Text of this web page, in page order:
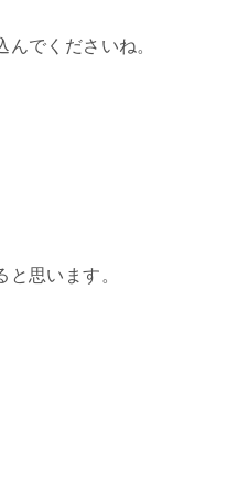
でくださいね。
思います。